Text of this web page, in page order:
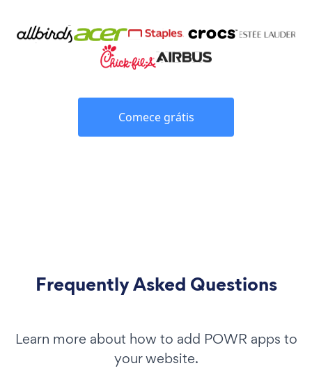
Comece grátis
Frequently Asked Questions
Learn more about how to add POWR apps to
your website.